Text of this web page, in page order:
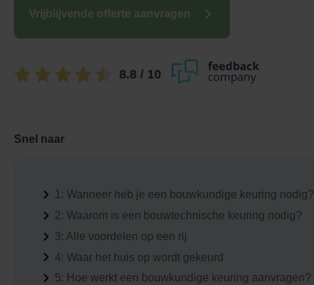
Vrijblijvende offerte aanvragen
8.8 / 10
Snel naar
1: Wanneer heb je een bouwkundige keuring nodig?
2: Waarom is een bouwtechnische keuring nodig?
3: Alle voordelen op een rij
4: Waar het huis op wordt gekeurd
5: Hoe werkt een bouwkundige keuring aanvragen?